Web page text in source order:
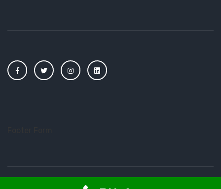
2023 Oktay Jeneratör - Tüm Hakları Saklıdır.